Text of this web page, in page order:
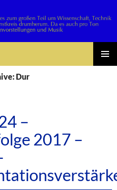
Dur
–
2017 –